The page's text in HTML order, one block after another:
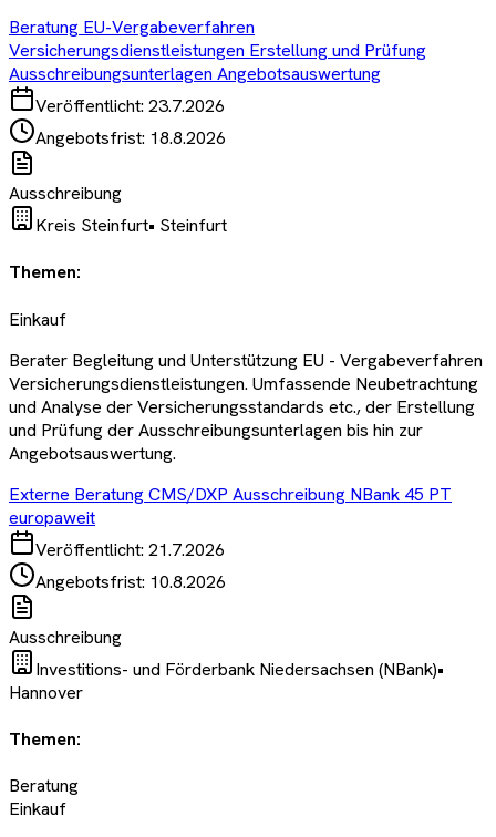
Beratung EU-Vergabeverfahren
Versicherungsdienstleistungen Erstellung und Prüfung
Ausschreibungsunterlagen Angebotsauswertung
Veröffentlicht: 23.7.2026
Angebotsfrist: 18.8.2026
Ausschreibung
Kreis Steinfurt• Steinfurt
Themen:
Einkauf
Berater Begleitung und Unterstützung EU - Vergabeverfahren
Versicherungsdienstleistungen. Umfassende Neubetrachtung
und Analyse der Versicherungsstandards etc., der Erstellung
und Prüfung der Ausschreibungsunterlagen bis hin zur
Angebotsauswertung.
Externe Beratung CMS/DXP Ausschreibung NBank 45 PT
europaweit
Veröffentlicht: 21.7.2026
Angebotsfrist: 10.8.2026
Ausschreibung
Investitions- und Förderbank Niedersachsen (NBank)•
Hannover
Themen:
Beratung
Einkauf